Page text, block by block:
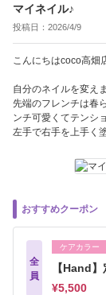
マイネイル♪
投稿日：2026/4/9
こんにちはcoco高畑
自分のネイルを変え
先端のフレンチは春
ンチ可愛くてテンシ
左手で右手を上手く
おすすめクーポン
全
員
ケアカラー
【Hand
¥5,500